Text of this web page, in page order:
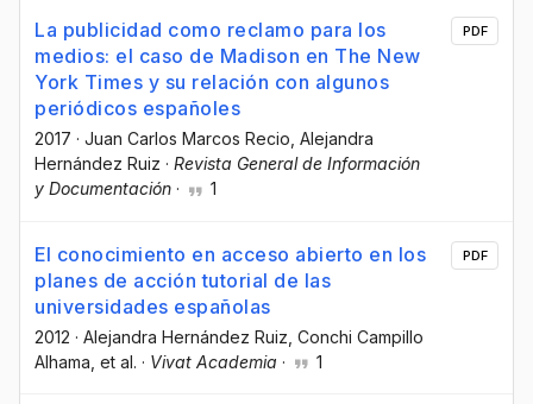
La publicidad como reclamo para los
medios: el caso de Madison en The New
York Times y su relación con algunos
periódicos españoles
2017 · Juan Carlos Marcos Recio, Alejandra
Hernández Ruiz · Revista General de Información
y Documentación · 1
PDF
El conocimiento en acceso abierto en los
planes de acción tutorial de las
universidades españolas
2012 · Alejandra Hernández Ruiz , Conchi Campillo
Alhama , et al. · Vivat Academia · 1
PDF